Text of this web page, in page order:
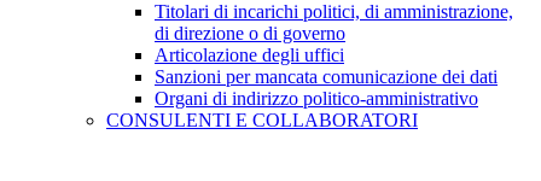
Titolari di incarichi politici, di amministrazione,
di direzione o di governo
Articolazione degli uffici
Sanzioni per mancata comunicazione dei dati
Organi di indirizzo politico-amministrativo
CONSULENTI E COLLABORATORI